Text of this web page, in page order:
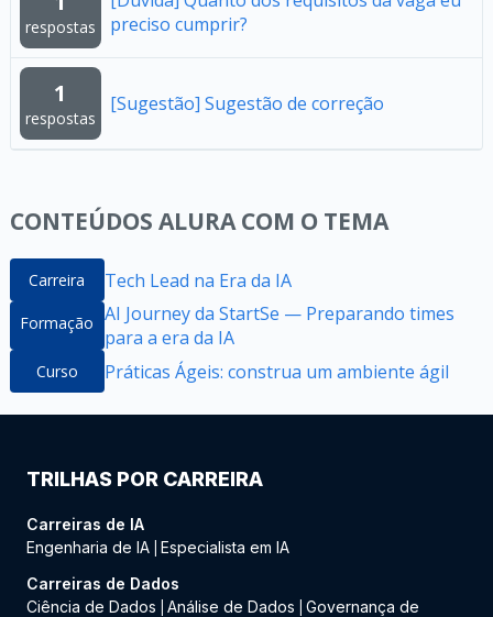
respostas
preciso cumprir?
1
respostas
[Sugestão] Sugestão de correção
CONTEÚDOS ALURA COM O TEMA
Carreira Tech Lead na Era da IA
Formação AI Journey da StartSe — Preparando times
para a era da IA
Curso Práticas Ágeis: construa um ambiente ágil
TRILHAS POR CARREIRA
Carreiras de IA
Engenharia de IA Especialista em IA
Carreiras de Dados
Ciência de Dados
Análise de Dados
Governança de